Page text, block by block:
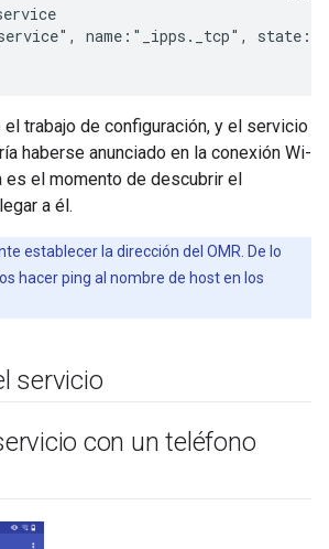
name:"_ipps._tcp",
trabajo de configuración, y el servicio
haberse anunciado en la conexión Wi-
es el momento de descubrir el
a él.
establecer la dirección del OMR. De lo
hacer ping al nombre de host en los
servicio
con un teléfono